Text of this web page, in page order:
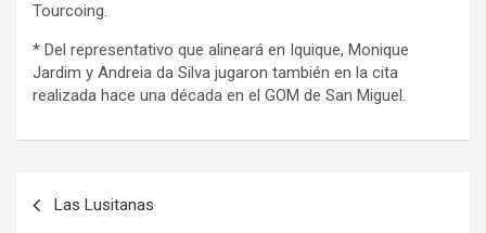
Tourcoing.
* Del representativo que alineará en Iquique, Monique
Jardim y Andreia da Silva jugaron también en la cita
realizada hace una década en el GOM de San Miguel.
Las Lusitanas